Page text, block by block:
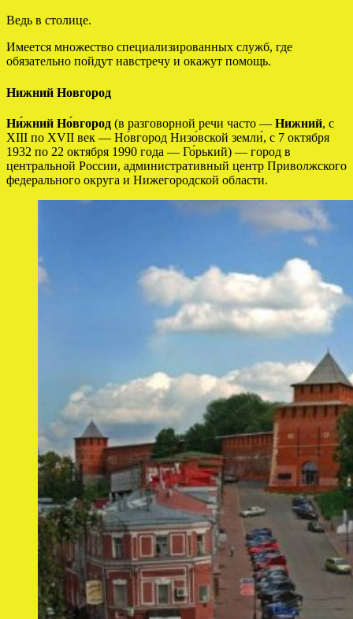
Ведь в столице.
Имеется множество специализированных служб, где
обязательно пойдут навстречу и окажут помощь.
Нижний Новгород
Ни́жний Но́вгород (в разговорной речи часто — Нижний, c
XIII по XVII век — Но́вгород Низо́вской земли́, с 7 октября
1932 по 22 октября 1990 года — Го́рький) — город в
центральной России, административный центр Приволжского
федерального округа и Нижегородской области.